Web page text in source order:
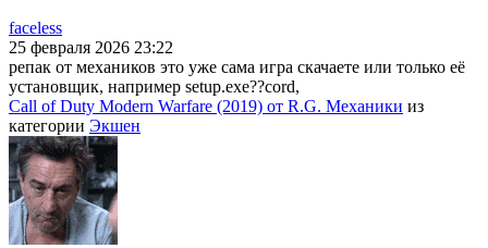
faceless
25 февраля 2026 23:22
репак от механиков это уже сама игра скачаете или только её
установщик, например setup.exe??cord,
Call of Duty Modern Warfare (2019) от R.G. Механики из
категории Экшен